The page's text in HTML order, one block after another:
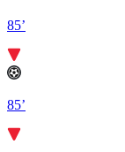
85’
85’